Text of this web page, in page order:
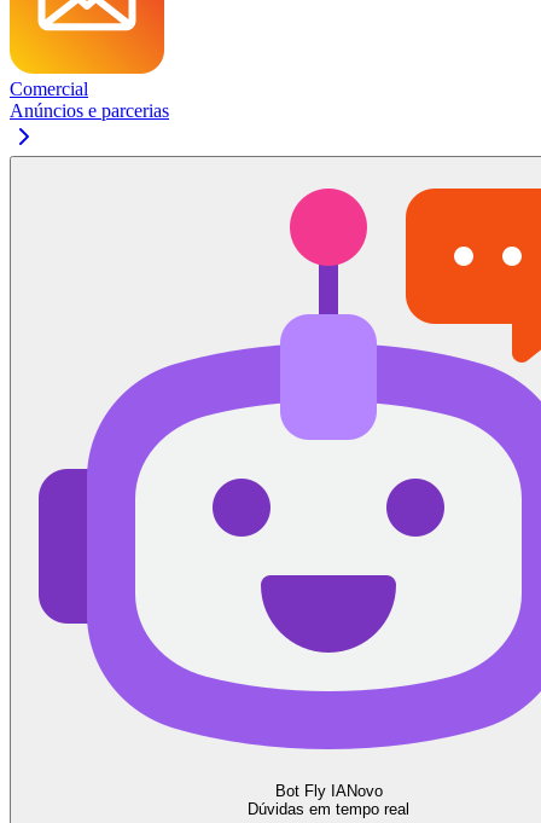
Comercial
Anúncios e parcerias
Bot Fly IANovo
Dúvidas em tempo real